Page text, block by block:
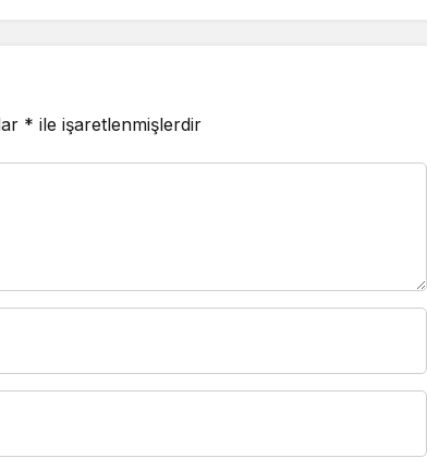
* ile işaretlenmişlerdir